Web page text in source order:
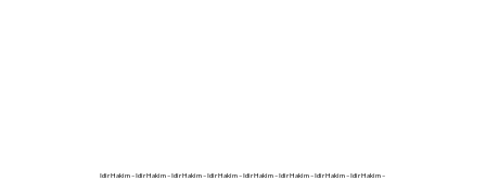
Idir Hakim – Idir Hakim – Idir Hakim – Idir Hakim – Idir Hakim – Idir Hakim – Idir Hakim – Idir Hakim –